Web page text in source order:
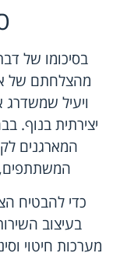
בסיכומו של
מהצלחתם של
ויעיל
יצירתית בנוף.
המארגנים
המשתתפים,
כדי להבטיח
בעיצוב
מערכות חיטוי